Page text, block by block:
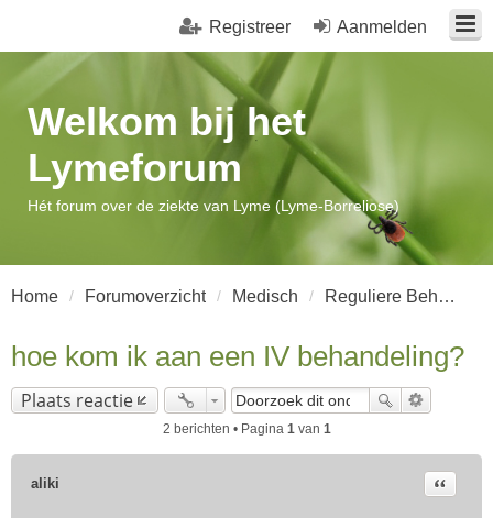
Aanmelden
Registreer
Welkom bij het
Lymeforum
Hét forum over de ziekte van Lyme (Lyme-Borreliose)
Home Forumoverzicht Medisch Reguliere Behandeling
hoe kom ik aan een IV behandeling?
Plaats reactie
2 berichten • Pagina 1van 1
aliki Citeer